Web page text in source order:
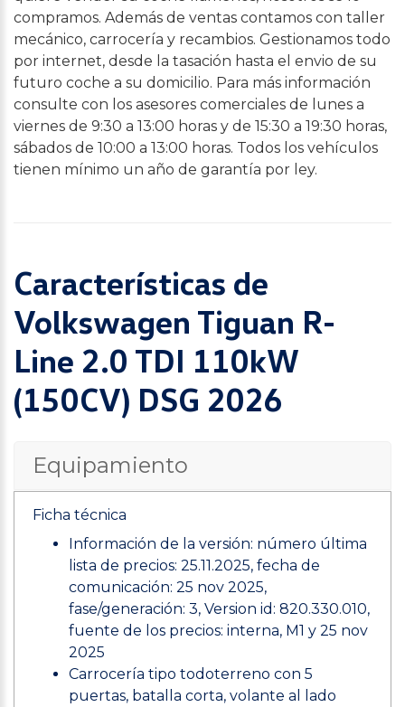
compramos. Además de ventas contamos con taller
mecánico, carrocería y recambios. Gestionamos todo
por internet, desde la tasación hasta el envio de su
futuro coche a su domicilio. Para más información
consulte con los asesores comerciales de lunes a
viernes de 9:30 a 13:00 horas y de 15:30 a 19:30 horas,
sábados de 10:00 a 13:00 horas. Todos los vehículos
tienen mínimo un año de garantía por ley.
Características de
Volkswagen Tiguan R-
Line 2.0 TDI 110kW
(150CV) DSG 2026
Equipamiento
Ficha técnica
Información de la versión: número última
lista de precios: 25.11.2025, fecha de
comunicación: 25 nov 2025,
fase/generación: 3, Version id: 820.330.010,
fuente de los precios: interna, M1 y 25 nov
2025
Carrocería tipo todoterreno con 5
puertas, batalla corta, volante al lado